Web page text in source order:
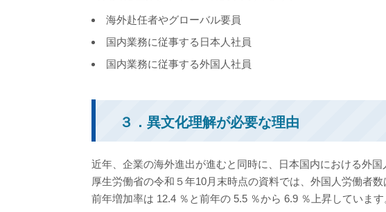
海外赴任者やグローバル要員
国内業務に従事する日本人社員
国内業務に従事する外国人社員
３．異文化理解が必要な理由
近年、企業の海外進出が進むと同時に、日本国内における外国
厚生労働省の令和５年10月末時点の資料では、外国人労働者
前年増加率は 12.4 ％と前年の 5.5 ％から 6.9 ％上昇しています